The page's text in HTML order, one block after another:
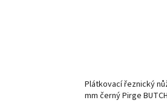
Plátkovací řeznický
mm černý Pirge